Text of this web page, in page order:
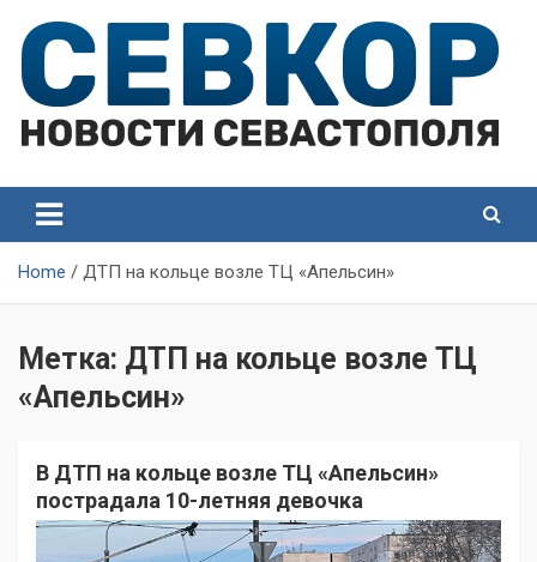
content
Севастополя
Севастополя
Home ДТП на кольце возле ТЦ «Апельсин»
Метка: ДТП на кольце возле ТЦ
«Апельсин»
В ДТП на кольце возле ТЦ «Апельсин»
пострадала 10-летняя девочка